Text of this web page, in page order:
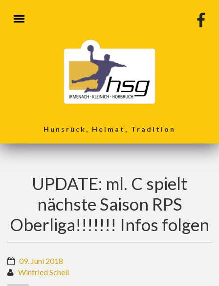
Hunsrück, Heimat, Tradition
UPDATE: ml. C spielt
nächste Saison RPS
Oberliga!!!!!!! Infos folgen
09. Juni 2018
Winfried Schell